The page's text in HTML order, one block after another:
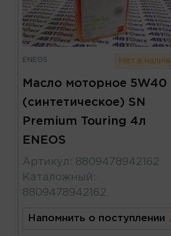
ENEOS Нет в
Масло моторное 5W40
(синтетическое) SN
Premium Touring 4л
ENEOS
Артикул : 8809478942162
Каталожный :
8809478942162
Напомнить о поступлении